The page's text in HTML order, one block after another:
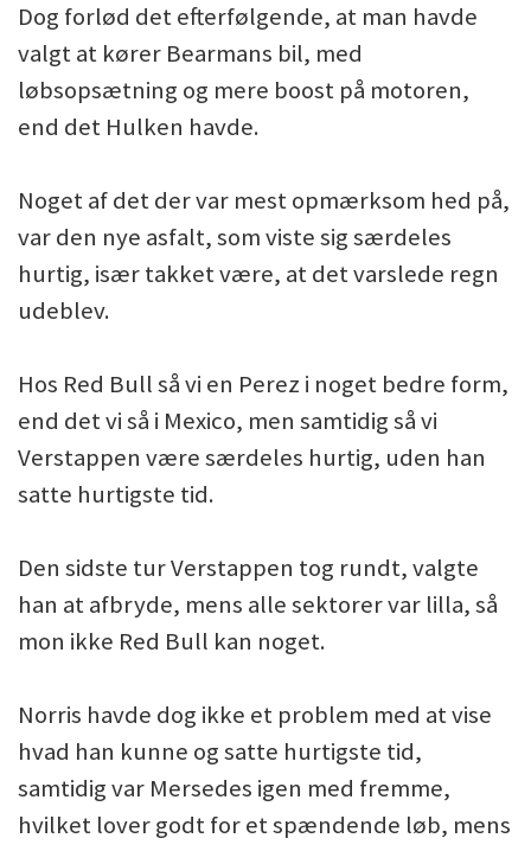
Dog forlød det efterfølgende, at man havde
valgt at kører Bearmans bil, med
løbsopsætning og mere boost på motoren,
end det Hulken havde.
Noget af det der var mest opmærksom hed på,
var den nye asfalt, som viste sig særdeles
hurtig, især takket være, at det varslede regn
udeblev.
Hos Red Bull så vi en Perez i noget bedre form,
end det vi så i Mexico, men samtidig så vi
Verstappen være særdeles hurtig, uden han
satte hurtigste tid.
Den sidste tur Verstappen tog rundt, valgte
han at afbryde, mens alle sektorer var lilla, så
mon ikke Red Bull kan noget.
Norris havde dog ikke et problem med at vise
hvad han kunne og satte hurtigste tid,
samtidig var Mersedes igen med fremme,
hvilket lover godt for et spændende løb, mens